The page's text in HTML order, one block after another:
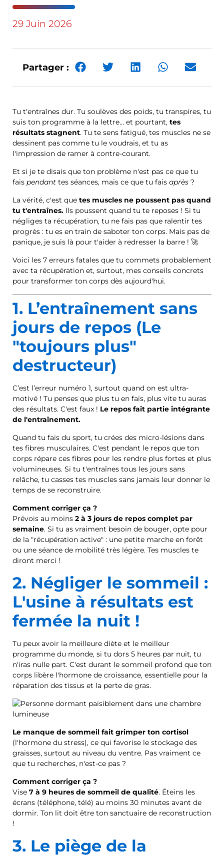
29 Juin 2026
Partager :
Tu t'entraînes dur. Tu soulèves des poids, tu transpires, tu
suis ton programme à la lettre… et pourtant, tes
résultats stagnent. Tu te sens fatigué, tes muscles ne se
dessinent pas comme tu le voudrais, et tu as
l'impression de ramer à contre-courant.
Et si je te disais que ton problème n'est pas ce que tu
fais pendant tes séances, mais ce que tu fais après ?
La vérité, c'est que tes muscles ne poussent pas quand
tu t'entraînes. Ils poussent quand tu te reposes ! Si tu
négliges ta récupération, tu ne fais pas que ralentir tes
progrès : tu es en train de saboter ton corps. Mais pas de
panique, je suis là pour t'aider à redresser la barre ! 🚀
Voici les 7 erreurs fatales que tu commets probablement
avec ta récupération et, surtout, mes conseils concrets
pour transformer ton corps dès aujourd'hui.
1. L’entraînement sans
jours de repos (Le
"toujours plus"
destructeur)
C’est l’erreur numéro 1, surtout quand on est ultra-
motivé ! Tu penses que plus tu en fais, plus vite tu auras
des résultats. C'est faux ! Le repos fait partie intégrante
de l'entraînement.
Quand tu fais du sport, tu crées des micro-lésions dans
tes fibres musculaires. C'est pendant le repos que ton
corps répare ces fibres pour les rendre plus fortes et plus
volumineuses. Si tu t'entraînes tous les jours sans
relâche, tu casses tes muscles sans jamais leur donner le
temps de se reconstruire.
Comment corriger ça ?
Prévois au moins 2 à 3 jours de repos complet par
semaine. Si tu as vraiment besoin de bouger, opte pour
de la "récupération active" : une petite marche en forêt
ou une séance de mobilité très légère. Tes muscles te
diront merci !
2. Négliger le sommeil :
L'usine à résultats est
fermée la nuit !
Tu peux avoir la meilleure diète et le meilleur
programme du monde, si tu dors 5 heures par nuit, tu
n'iras nulle part. C'est durant le sommeil profond que ton
corps libère l'hormone de croissance, essentielle pour la
réparation des tissus et la perte de gras.
Le manque de sommeil fait grimper ton cortisol
(l'hormone du stress), ce qui favorise le stockage des
graisses, surtout au niveau du ventre. Pas vraiment ce
que tu recherches, n'est-ce pas ?
Comment corriger ça ?
Vise 7 à 9 heures de sommeil de qualité. Éteins les
écrans (téléphone, télé) au moins 30 minutes avant de
dormir. Ton lit doit être ton sanctuaire de reconstruction
!
3. Le piège de la